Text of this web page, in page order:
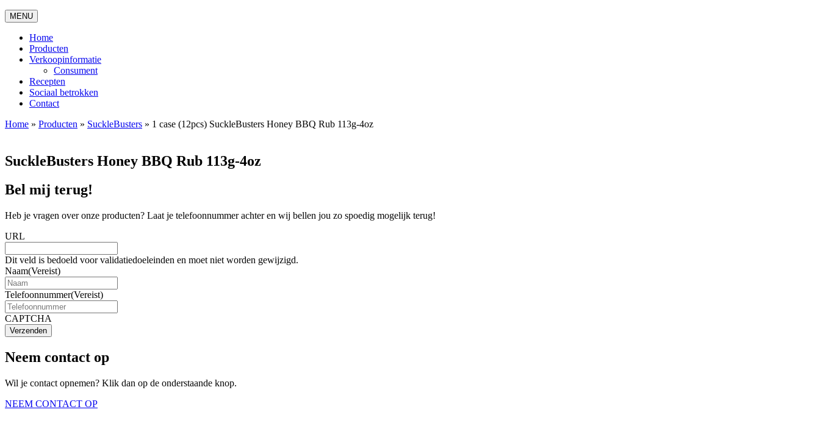
MENU
Home
Producten
Verkoopinformatie
Consument
Recepten
Sociaal betrokken
Contact
Home » Producten » SuckleBusters » 1 case (12pcs) SuckleBusters Honey BBQ Rub 113g-4oz
SuckleBusters Honey BBQ Rub 113g-4oz
Bel mij terug!
Heb je vragen over onze producten? Laat je telefoonnummer achter en wij bellen jou zo spoedig mogelijk terug!
URL
Dit veld is bedoeld voor validatiedoeleinden en moet niet worden gewijzigd.
Naam(Vereist)
Telefoonnummer(Vereist)
CAPTCHA
Verzenden
Neem contact op
Wil je contact opnemen? Klik dan op de onderstaande knop.
NEEM CONTACT OP